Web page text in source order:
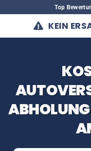
Top
KEIN